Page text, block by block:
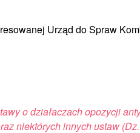
Urząd do Spraw
o działaczach opozycji
niektórych innych ustaw